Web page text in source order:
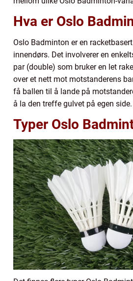
Hva er Oslo
Oslo Badminton er en
innendørs. Det involverer en
par (double) som bruker en let
over et nett mot motstanderens
få ballen til å lande på
å la den treffe gulvet på egen side.
Typer Oslo